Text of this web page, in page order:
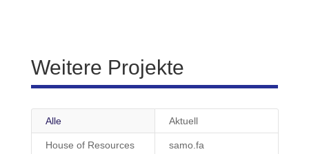
Weitere Projekte
Alle Aktuell
House of Resources samo.fa